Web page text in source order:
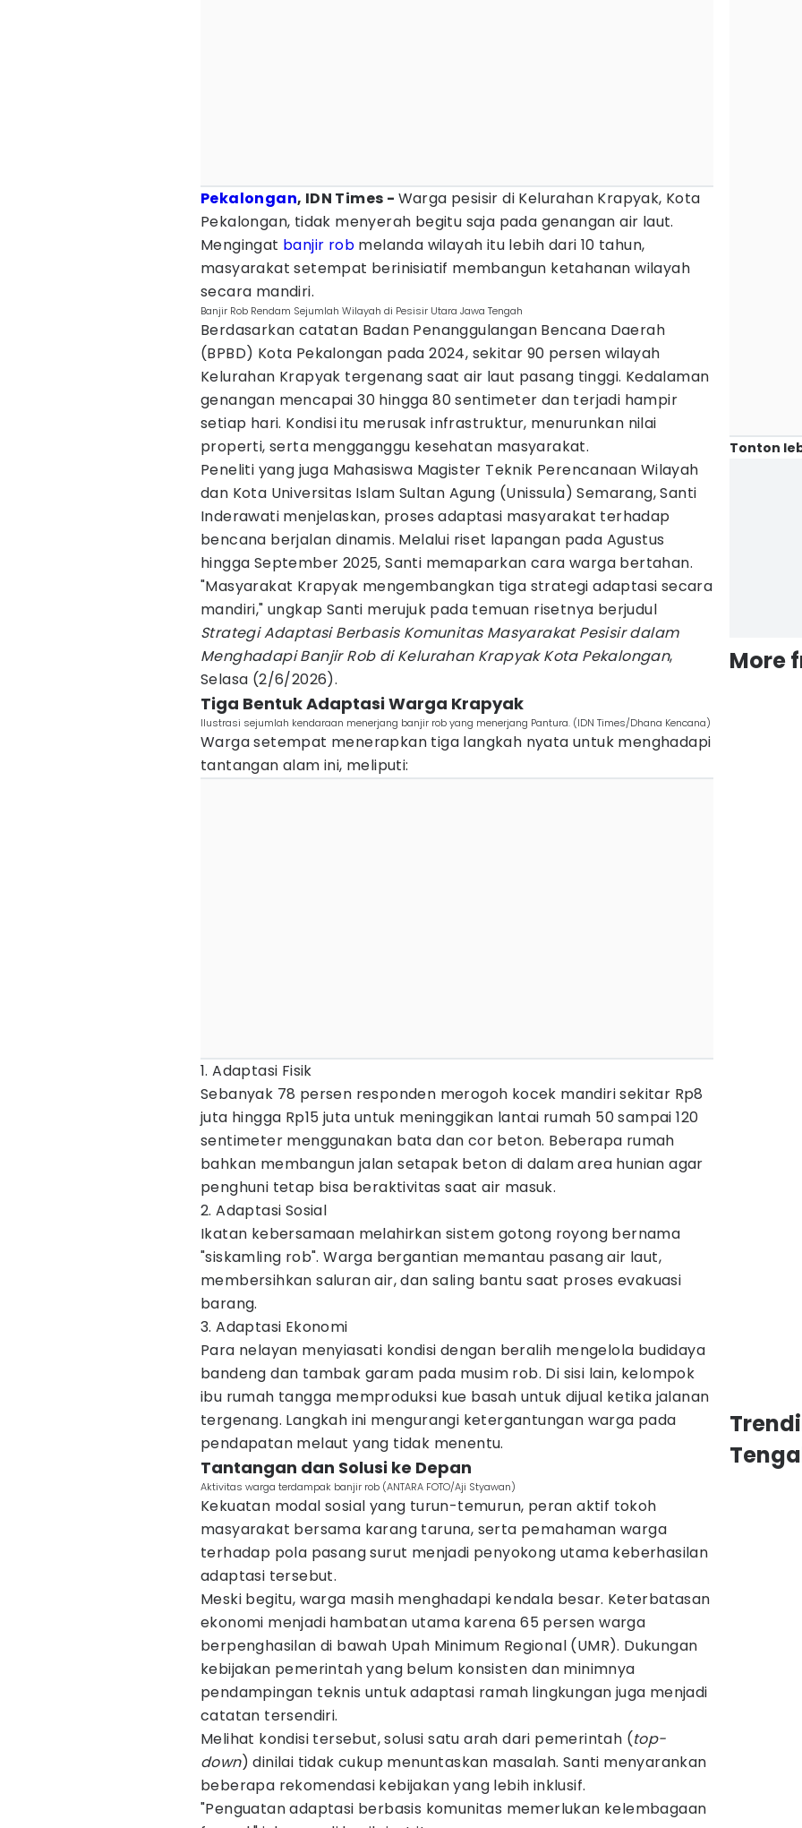
Pekalongan, IDN Times - Warga pesisir di Kelurahan Krapyak, Kota
Pekalongan, tidak menyerah begitu saja pada genangan air laut.
Mengingat banjir rob melanda wilayah itu lebih dari 10 tahun,
masyarakat setempat berinisiatif membangun ketahanan wilayah
secara mandiri.
Banjir Rob Rendam Sejumlah Wilayah di Pesisir Utara Jawa Tengah
Berdasarkan catatan Badan Penanggulangan Bencana Daerah
(BPBD) Kota Pekalongan pada 2024, sekitar 90 persen wilayah
Kelurahan Krapyak tergenang saat air laut pasang tinggi. Kedalaman
genangan mencapai 30 hingga 80 sentimeter dan terjadi hampir
setiap hari. Kondisi itu merusak infrastruktur, menurunkan nilai
properti, serta mengganggu kesehatan masyarakat.
Peneliti yang juga Mahasiswa Magister Teknik Perencanaan Wilayah
dan Kota Universitas Islam Sultan Agung (Unissula) Semarang, Santi
Inderawati menjelaskan, proses adaptasi masyarakat terhadap
bencana berjalan dinamis. Melalui riset lapangan pada Agustus
hingga September 2025, Santi memaparkan cara warga bertahan.
"Masyarakat Krapyak mengembangkan tiga strategi adaptasi secara
mandiri," ungkap Santi merujuk pada temuan risetnya berjudul
Strategi Adaptasi Berbasis Komunitas Masyarakat Pesisir dalam
Menghadapi Banjir Rob di Kelurahan Krapyak Kota Pekalongan,
Selasa (2/6/2026).
Tiga Bentuk Adaptasi Warga Krapyak
Ilustrasi sejumlah kendaraan menerjang banjir rob yang menerjang Pantura. (IDN Times/Dhana Kencana)
Warga setempat menerapkan tiga langkah nyata untuk menghadapi
tantangan alam ini, meliputi:
1. Adaptasi Fisik
Sebanyak 78 persen responden merogoh kocek mandiri sekitar Rp8
juta hingga Rp15 juta untuk meninggikan lantai rumah 50 sampai 120
sentimeter menggunakan bata dan cor beton. Beberapa rumah
bahkan membangun jalan setapak beton di dalam area hunian agar
penghuni tetap bisa beraktivitas saat air masuk.
2. Adaptasi Sosial
Ikatan kebersamaan melahirkan sistem gotong royong bernama
"siskamling rob". Warga bergantian memantau pasang air laut,
membersihkan saluran air, dan saling bantu saat proses evakuasi
barang.
3. Adaptasi Ekonomi
Para nelayan menyiasati kondisi dengan beralih mengelola budidaya
bandeng dan tambak garam pada musim rob. Di sisi lain, kelompok
ibu rumah tangga memproduksi kue basah untuk dijual ketika jalanan
tergenang. Langkah ini mengurangi ketergantungan warga pada
pendapatan melaut yang tidak menentu.
Tantangan dan Solusi ke Depan
Aktivitas warga terdampak banjir rob (ANTARA FOTO/Aji Styawan)
Kekuatan modal sosial yang turun-temurun, peran aktif tokoh
masyarakat bersama karang taruna, serta pemahaman warga
terhadap pola pasang surut menjadi penyokong utama keberhasilan
adaptasi tersebut.
Meski begitu, warga masih menghadapi kendala besar. Keterbatasan
ekonomi menjadi hambatan utama karena 65 persen warga
berpenghasilan di bawah Upah Minimum Regional (UMR). Dukungan
kebijakan pemerintah yang belum konsisten dan minimnya
pendampingan teknis untuk adaptasi ramah lingkungan juga menjadi
catatan tersendiri.
Melihat kondisi tersebut, solusi satu arah dari pemerintah (top-
down) dinilai tidak cukup menuntaskan masalah. Santi menyarankan
beberapa rekomendasi kebijakan yang lebih inklusif.
"Penguatan adaptasi berbasis komunitas memerlukan kelembagaan
Tonton
More